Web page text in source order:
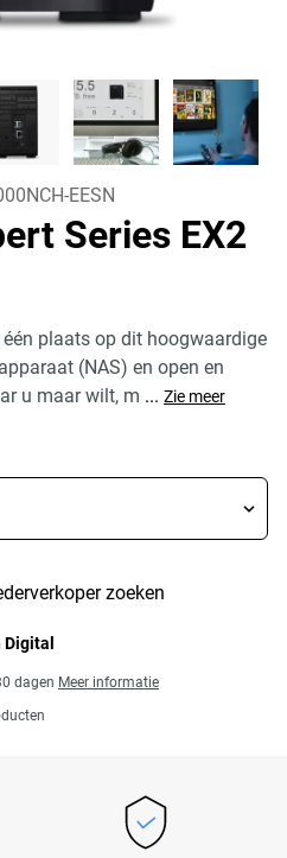
EESN
Series EX2
plaats op dit hoogwaardige
(NAS) en open en
u maar wilt, m ... Zie meer
zoeken
dagen Meer informatie